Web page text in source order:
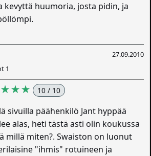
kevyttä huumoria, josta pidin, ja
27.09.2010
1
10 / 10
sivuilla päähenkilö Jant hyppää
alas, heti tästä asti olin koukussa
millä miten?. Swaiston on luonut
"ihmis" rotuineen ja